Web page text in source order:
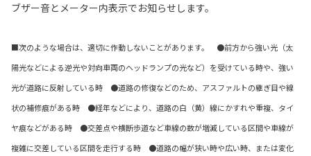
ブザー音とメーター内表示でお知らせします。
■次のような場合は、適切に作動しないことがあります。 ●前方から強い光（太
陽光などによる逆光や対向車両のヘッドランプの光など）を受けている時や、強い
光が道路に反射している時 ●道路の修復などのため、アスファルトの継ぎ目や線
状の補修痕がある時 ●経年などにより、道路の白（黄）線にかすれや重複、タイ
ヤ痕などがある時 ●交差点や横断歩道など車線の数が増減している区間や車線が
複雑に交差している区間を走行する時 ●道路の幅が狭い時や広い時、または変化